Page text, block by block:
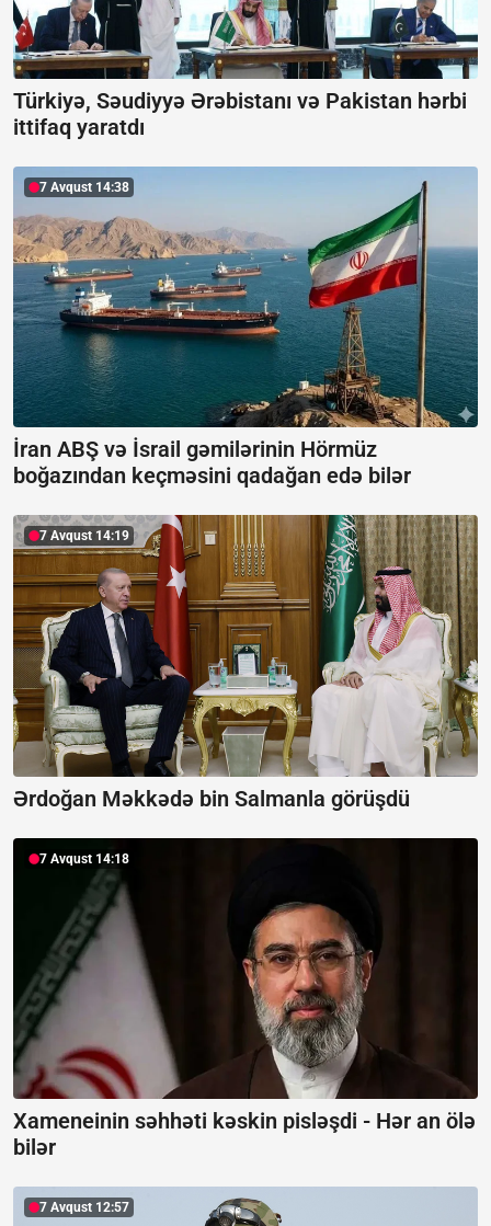
Türkiyə, Səudiyyə Ərəbistanı və Pakistan hərbi
ittifaq yaratdı
7 Avqust 14:38
İran ABŞ və İsrail gəmilərinin Hörmüz
boğazından keçməsini qadağan edə bilər
7 Avqust 14:19
Ərdoğan Məkkədə bin Salmanla görüşdü
7 Avqust 14:18
Xameneinin səhhəti kəskin pisləşdi - Hər an ölə
bilər
7 Avqust 12:57